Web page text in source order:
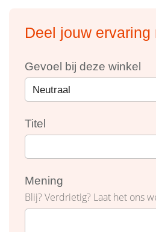
Deel jouw ervaring
Gevoel bij deze winkel
Titel
Mening
Blij? Verdrietig? Laat het ons